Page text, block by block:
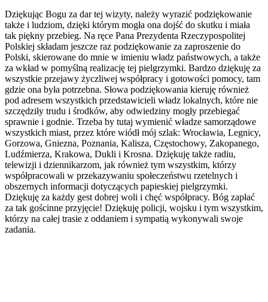
Dziękując Bogu za dar tej wizyty, należy wyrazić podziękowanie
także i ludziom, dzięki którym mogła ona dojść do skutku i miała
tak piękny przebieg. Na ręce Pana Prezydenta Rzeczypospolitej
Polskiej składam jeszcze raz podziękowanie za zaproszenie do
Polski, skierowane do mnie w imieniu władz państwowych, a także
za wkład w pomyślną realizację tej pielgrzymki. Bardzo dziękuję za
wszystkie przejawy życzliwej współpracy i gotowości pomocy, tam
gdzie ona była potrzebna. Słowa podziękowania kieruję również
pod adresem wszystkich przedstawicieli władz lokalnych, które nie
szczędziły trudu i środków, aby odwiedziny mogły przebiegać
sprawnie i godnie. Trzeba by tutaj wymienić władze samorządowe
wszystkich miast, przez które wiódł mój szlak: Wrocławia, Legnicy,
Gorzowa, Gniezna, Poznania, Kalisza, Częstochowy, Zakopanego,
Ludźmierza, Krakowa, Dukli i Krosna. Dziękuję także radiu,
telewizji i dziennikarzom, jak również tym wszystkim, którzy
współpracowali w przekazywaniu społeczeństwu rzetelnych i
obszernych informacji dotyczących papieskiej pielgrzymki.
Dziękuję za każdy gest dobrej woli i chęć współpracy. Bóg zapłać
za tak gościnne przyjęcie! Dziękuję policji, wojsku i tym wszystkim,
którzy na całej trasie z oddaniem i sympatią wykonywali swoje
zadania.